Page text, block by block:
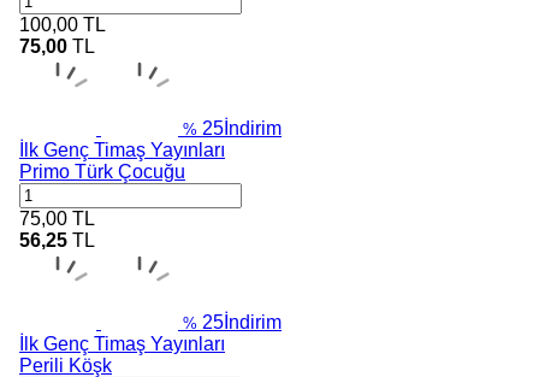
100,00 TL
75,00 TL
% 25 İndirim
İlk Genç Timaş Yayınları
Primo Türk Çocuğu
75,00 TL
56,25 TL
% 25 İndirim
İlk Genç Timaş Yayınları
Perili Köşk